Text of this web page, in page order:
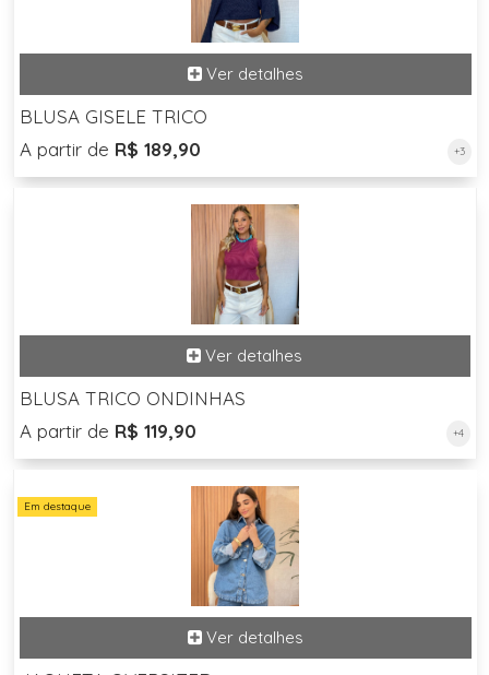
BLUSA GISELE TRICO
A partir de R$ 189,90 +3
BLUSA TRICO ONDINHAS
A partir de R$ 119,90 +4
Em destaque